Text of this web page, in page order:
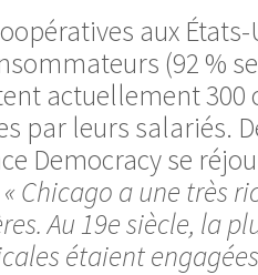
aux
(92 %
actuellement 300
par leurs salariés.
Democracy se
« Chicago a une très
Au 19e siècle, la
étaient